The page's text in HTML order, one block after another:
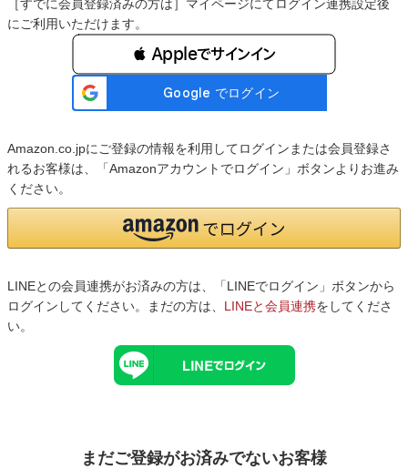
［すでに会員登録済みの方は］マイページにてログイン連携設定後
にご利用いただけます。
 Appleでサインイン
Amazon.co.jpにご登録の情報を利用してログインまたは会員登録さ
れるお客様は、「Amazonアカウントでログイン」ボタンよりお進み
ください。
LINEとの会員連携がお済みの方は、「LINEでログイン」ボタンから
ログインしてください。まだの方は、 LINEと会員連携をしてくださ
い。
まだご登録がお済みでないお客様